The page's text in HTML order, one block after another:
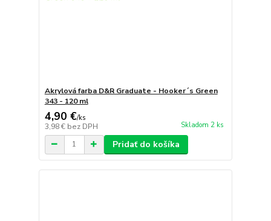
Akrylová farba D&R Graduate - Hooker´s Green
343 - 120 ml
4,90 €/ks
3,98 € bez DPH Skladom 2 ks
Pridať do košíka